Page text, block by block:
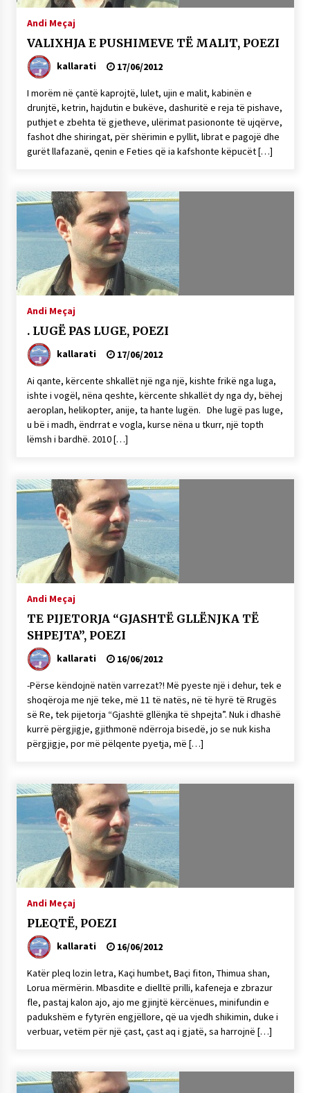
ZHVILLUA EDICIONI I TRETË I PIKNIKU
26/05/2026
Gazeta Kallarati nr. 117
03/05/2026
Gazeta Kallarati nr. 116
28/01/2026
Gazeta Kallarati nr. 115
14/10/2025
Faksimilet e një 83 vjetori lufte: Çfarë shkruan
Vexhi Buharaja për Heroin e Popullit, Mumin
Selami.
04/10/2025
RINDËRTIMIN E VENDIT – NGA ÇIZE XHAFERAJ
22/09/2025
KALLARATIN SI MËSUES I MATEMATIKËS, POR
EDHE SI NJË BANOR I PËRKOHSHËM I TIJ”
12/09/2025
Gazeta Kallarati nr. 114
Andi Meçaj
VALIXHJA E PUSHIMEVE TË MALIT, POEZI
kallarati 17/06/2012
I morëm në çantë kaprojtë, lulet, ujin e malit, kabinën e
drunjtë, ketrin, hajdutin e bukëve, dashuritë e reja të pishave,
puthjet e zbehta të gjetheve, ulërimat pasiononte të ujqërve,
fashot dhe shiringat, për shërimin e pyllit, librat e pagojë dhe
gurët llafazanë, qenin e Feties që ia kafshonte këpucët […]
Andi Meçaj
. LUGË PAS LUGE, POEZI
kallarati 17/06/2012
Ai qante, kërcente shkallët një nga një, kishte frikë nga luga,
ishte i vogël, nëna qeshte, kërcente shkallët dy nga dy, bëhej
aeroplan, helikopter, anije, ta hante lugën. Dhe lugë pas luge,
u bë i madh, ëndrrat e vogla, kurse nëna u tkurr, një topth
lëmsh i bardhë. 2010 […]
Andi Meçaj
TE PIJETORJA “GJASHTË GLLËNJKA TË
SHPEJTA”, POEZI
kallarati 16/06/2012
-Përse këndojnë natën varrezat?! Më pyeste një i dehur, tek e
shoqëroja me një teke, më 11 të natës, në të hyrë të Rrugës
së Re, tek pijetorja “Gjashtë gllënjka të shpejta”. Nuk i dhashë
kurrë përgjigje, gjithmonë ndërroja bisedë, jo se nuk kisha
përgjigje, por më pëlqente pyetja, më […]
Andi Meçaj
PLEQTË, POEZI
kallarati 16/06/2012
Katër pleq lozin letra, Kaçi humbet, Baçi fiton, Thimua shan,
Lorua mërmërin. Mbasdite e dielltë prilli, kafeneja e zbrazur
fle, pastaj kalon ajo, ajo me gjinjtë kërcënues, minifundin e
padukshëm e fytyrën engjëllore, që ua vjedh shikimin, duke i
verbuar, vetëm për një çast, çast aq i gjatë, sa harrojnë […]